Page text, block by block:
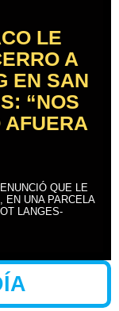
LE
A
EN SAN
“NOS
AFUERA
QUE LE
EN UNA PARCELA
LANGES-